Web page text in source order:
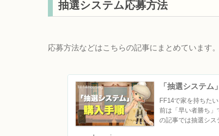
抽選システム応募方法
応募方法などはこちらの記事にまとめています
「抽選システム
FF14で家を持ちた
前は「早い者勝ち」
の記事では抽選シス